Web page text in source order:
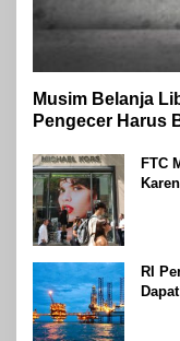
Musim Belanja
Pengecer Harus
FTC
RI